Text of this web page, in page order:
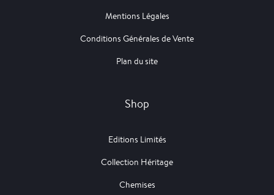
Mentions Légales
Conditions Générales de Vente
Plan du site
Shop
Editions Limités
Collection Héritage
Chemises